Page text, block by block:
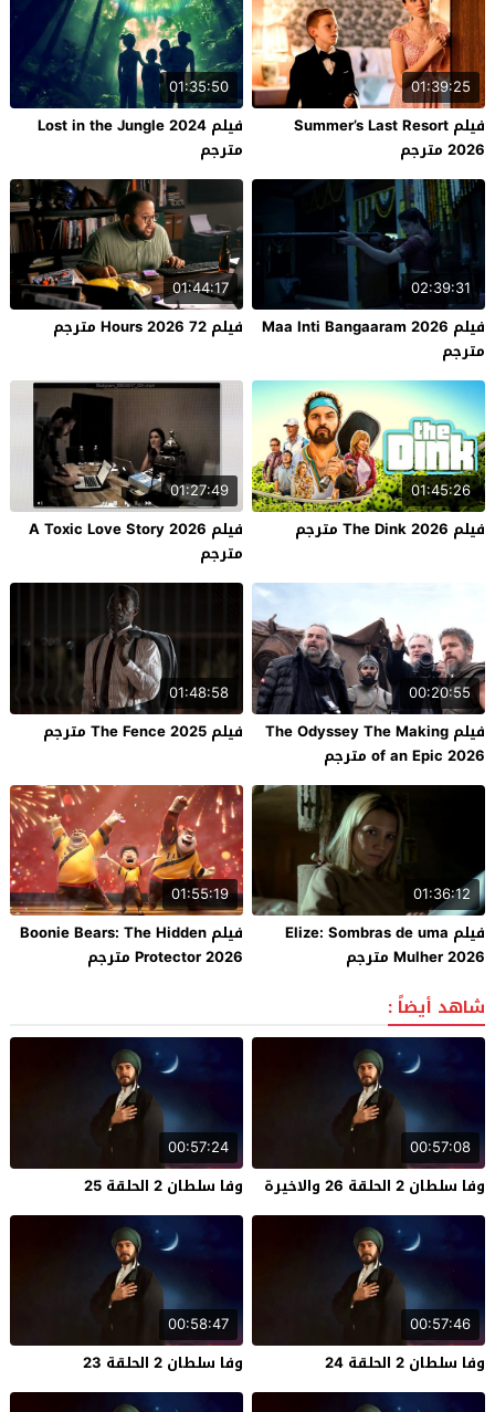
01:39:25
فيلم Summer’s Last Resort
2026 مترجم
01:35:50
فيلم Lost in the Jungle 2024
مترجم
02:39:31
فيلم Maa Inti Bangaaram 2026
مترجم
01:44:17
فيلم 72 Hours 2026 مترجم
01:45:26
فيلم The Dink 2026 مترجم
01:27:49
فيلم A Toxic Love Story 2026
مترجم
00:20:55
فيلم The Odyssey The Making
of an Epic 2026 مترجم
01:48:58
فيلم The Fence 2025 مترجم
01:36:12
فيلم Elize: Sombras de uma
Mulher 2026 مترجم
01:55:19
فيلم Boonie Bears: The Hidden
Protector 2026 مترجم
شاهد أيضاً :
00:57:08
وفا سلطان 2 الحلقة 26 والاخيرة
00:57:24
وفا سلطان 2 الحلقة 25
00:57:46
وفا سلطان 2 الحلقة 24
00:58:47
وفا سلطان 2 الحلقة 23